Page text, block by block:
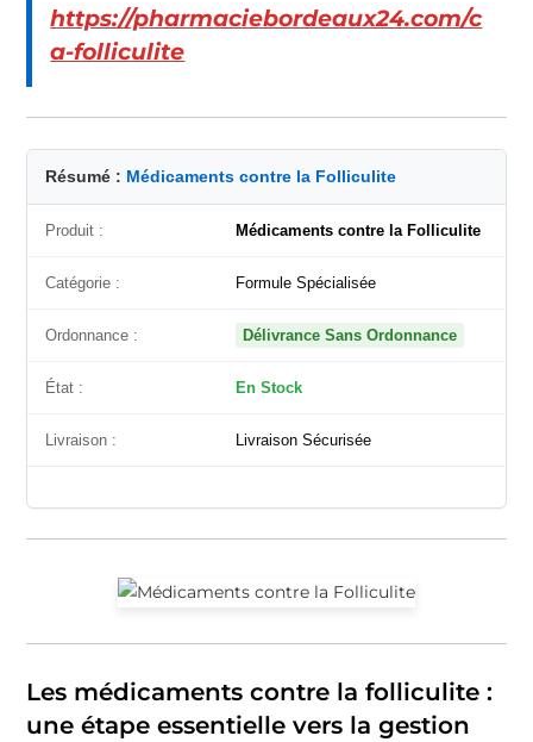
https://pharmaciebordeaux24.com/c
a-folliculite
Résumé : Médicaments contre la Folliculite
Produit : Médicaments contre la Folliculite
Catégorie : Formule Spécialisée
Ordonnance : Délivrance Sans Ordonnance
État : En Stock
Livraison : Livraison Sécurisée
Les médicaments contre la folliculite :
une étape essentielle vers la gestion